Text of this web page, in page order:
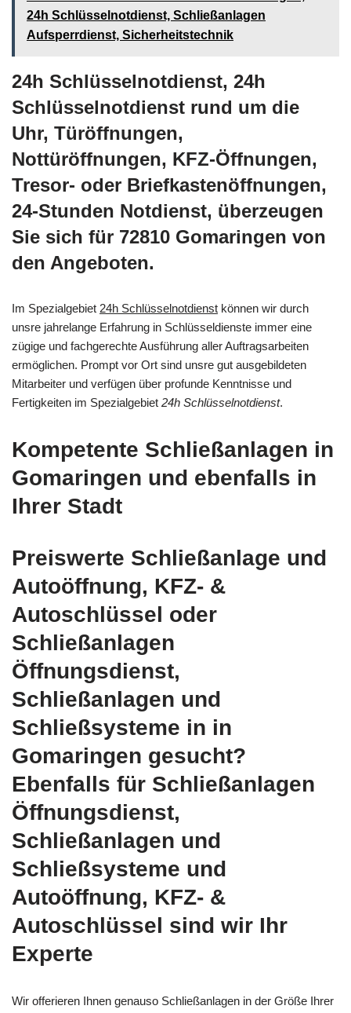
24h Schlüsselnotdienst, Schließanlagen
Aufsperrdienst, Sicherheitstechnik
24h Schlüsselnotdienst, 24h
Schlüsselnotdienst rund um die
Uhr, Türöffnungen,
Nottüröffnungen, KFZ-Öffnungen,
Tresor- oder Briefkastenöffnungen,
24-Stunden Notdienst, überzeugen
Sie sich für 72810 Gomaringen von
den Angeboten.
Im Spezialgebiet 24h Schlüsselnotdienst können wir durch
unsre jahrelange Erfahrung in Schlüsseldienste immer eine
zügige und fachgerechte Ausführung aller Auftragsarbeiten
ermöglichen. Prompt vor Ort sind unsre gut ausgebildeten
Mitarbeiter und verfügen über profunde Kenntnisse und
Fertigkeiten im Spezialgebiet 24h Schlüsselnotdienst.
Kompetente Schließanlagen in
Gomaringen und ebenfalls in
Ihrer Stadt
Preiswerte Schließanlage und
Autoöffnung, KFZ- &
Autoschlüssel oder
Schließanlagen
Öffnungsdienst,
Schließanlagen und
Schließsysteme in in
Gomaringen gesucht?
Ebenfalls für Schließanlagen
Öffnungsdienst,
Schließanlagen und
Schließsysteme und
Autoöffnung, KFZ- &
Autoschlüssel sind wir Ihr
Experte
Wir offerieren Ihnen genauso Schließanlagen in der Größe Ihrer